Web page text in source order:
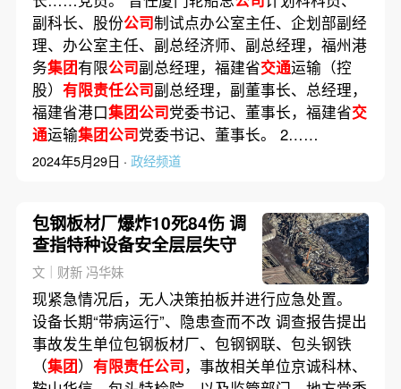
副科长、股份公司制试点办公室主任、企划部副经
理、办公室主任、副总经济师、副总经理，福州港
务集团有限公司副总经理，福建省交通运输（控
股） 有限责任公司副总经理，副董事长、总经理，
福建省港口集团公司党委书记、董事长，福建省交
通运输集团公司党委书记、董事长。 2……
2024年5月29日 · 政经频道
包钢板材厂爆炸10死84伤 调
查指特种设备安全层层失守
文｜财新 冯华妹
现紧急情况后，无人决策拍板并进行应急处置。
设备长期“带病运行”、隐患查而不改 调查报告提出
事故发生单位包钢板材厂、包钢钢联、包头钢铁
（集团） 有限责任公司，事故相关单位京诚科林、